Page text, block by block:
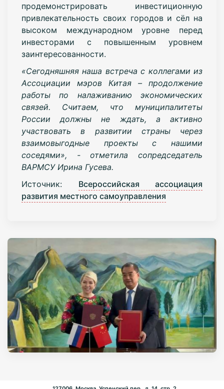
продемонстрировать инвестиционную
привлекательность своих городов и сёл на
высоком международном уровне перед
инвесторами с повышенным уровнем
заинтересованности.
«Сегодняшняя наша встреча с коллегами из
Ассоциации мэров Китая – продолжение
работы по налаживанию экономических
связей. Считаем, что муниципалитеты
России должны не ждать, а активно
участвовать в развитии страны через
взаимовыгодные проекты с нашими
соседями», - отметила сопредседатель
ВАРМСУ Ирина Гусева.
Источник: Всероссийская ассоциация
развития местного самоуправления